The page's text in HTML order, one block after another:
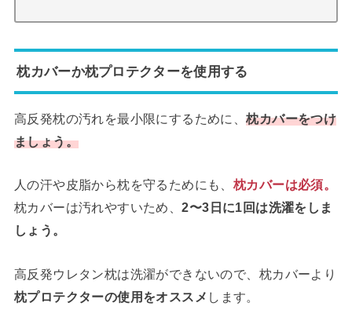
枕カバーか枕プロテクターを使用する
高反発枕の汚れを最小限にするために、枕カバーをつけ
ましょう。
人の汗や皮脂から枕を守るためにも、 枕カバーは必須。
枕カバーは汚れやすいため、2〜3日に1回は洗濯をしま
しょう。
高反発ウレタン枕は洗濯ができないので、枕カバーより
枕プロテクターの使用をオススメ します。